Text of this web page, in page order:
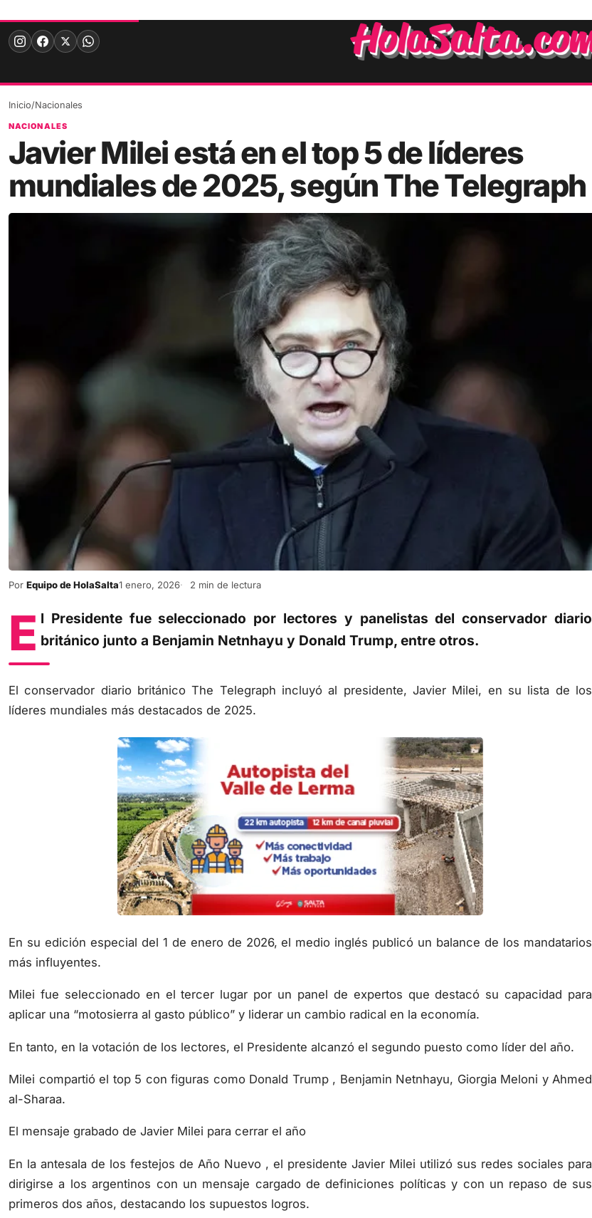
to
content
Inicio/Nacionales
NACIONALES
Javier Milei está en el top 5 de líderes
mundiales de 2025, según The Telegraph
Por Equipo de HolaSalta1 enero, 2026 2 min de lectura
E l Presidente fue seleccionado por lectores y panelistas del conservador diario
británico junto a Benjamin Netnhayu y Donald Trump, entre otros.
El conservador diario británico The Telegraph incluyó al presidente, Javier Milei, en su lista de los
líderes mundiales más destacados de 2025.
En su edición especial del 1 de enero de 2026, el medio inglés publicó un balance de los mandatarios
más influyentes.
Milei fue seleccionado en el tercer lugar por un panel de expertos que destacó su capacidad para
aplicar una “motosierra al gasto público” y liderar un cambio radical en la economía.
En tanto, en la votación de los lectores, el Presidente alcanzó el segundo puesto como líder del año.
Milei compartió el top 5 con figuras como Donald Trump , Benjamin Netnhayu, Giorgia Meloni y Ahmed
al-Sharaa.
El mensaje grabado de Javier Milei para cerrar el año
En la antesala de los festejos de Año Nuevo , el presidente Javier Milei utilizó sus redes sociales para
dirigirse a los argentinos con un mensaje cargado de definiciones políticas y con un repaso de sus
primeros dos años, destacando los supuestos logros.